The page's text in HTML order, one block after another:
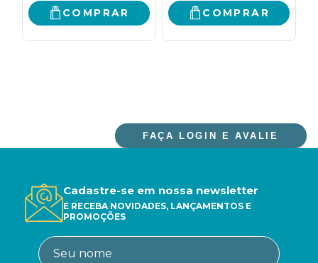
COMPRAR COMPRAR
FAÇA LOGIN E AVALIE
Cadastre-se em nossa newsletter
E RECEBA NOVIDADES, LANÇAMENTOS E
PROMOÇÕES